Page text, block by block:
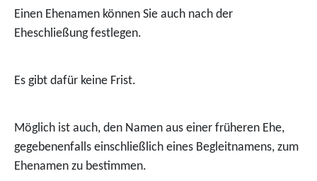
Einen Ehenamen können Sie auch nach der
Eheschließung festlegen.
Es gibt dafür keine Frist.
Möglich ist auch, den Namen aus einer früheren Ehe,
gegebenenfalls einschließlich eines Begleitnamens, zum
Ehenamen zu bestimmen.